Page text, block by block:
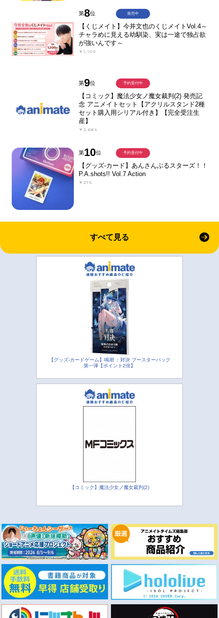
第8位
【くじメイト】今井文也のくじメイトVol.4～
チャラめに見える幼馴染、実は一途で独占欲
が強いんです～
￥1,100
発売中
第9位
【コミック】魔法少女ノ魔女裁判(2) 発売記
念 アニメイトセット【アクリルスタンド2種
セット購入用シリアル付き】【完全受注生
産】
￥2,684
予約受付中
第10位
【グッズ-カード】あんさんぶるスターズ！！
P.A.shots!! Vol.7 Action
￥275
予約受付中
すべて見る
【グッズ-カードゲーム】鳴潮 ：対決 ブースターパック
第一弾【ポイント2倍】
【コミック】魔法少女ノ魔女裁判(2)